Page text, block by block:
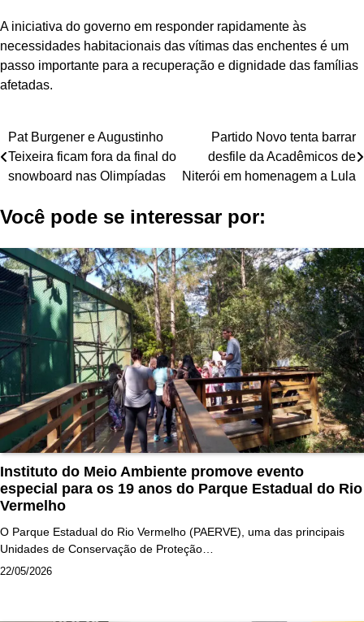
A iniciativa do governo em responder rapidamente às
necessidades habitacionais das vítimas das enchentes é um
passo importante para a recuperação e dignidade das famílias
afetadas.
Navegação
de
Pat Burgener e Augustinho
Teixeira ficam fora da final do
snowboard nas Olimpíadas
Partido Novo tenta barrar
desfile da Acadêmicos de
Niterói em homenagem a Lula
Você pode se interessar por:
Instituto do Meio Ambiente promove evento
especial para os 19 anos do Parque Estadual do Rio
Vermelho
O Parque Estadual do Rio Vermelho (PAERVE), uma das principais
Unidades de Conservação de Proteção…
22/05/2026